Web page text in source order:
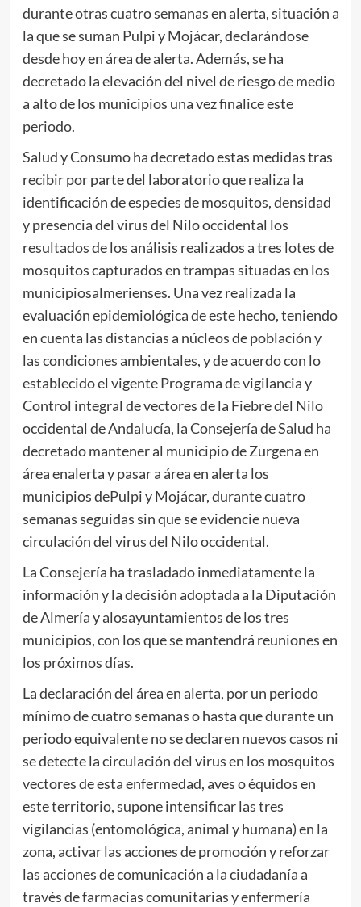
durante otras cuatro semanas en alerta, situación a
la que se suman Pulpi y Mojácar, declarándose
desde hoy en área de alerta. Además, se ha
decretado la elevación del nivel de riesgo de medio
a alto de los municipios una vez finalice este
periodo.
Salud y Consumo ha decretado estas medidas tras
recibir por parte del laboratorio que realiza la
identificación de especies de mosquitos, densidad
y presencia del virus del Nilo occidental los
resultados de los análisis realizados a tres lotes de
mosquitos capturados en trampas situadas en los
municipiosalmerienses. Una vez realizada la
evaluación epidemiológica de este hecho, teniendo
en cuenta las distancias a núcleos de población y
las condiciones ambientales, y de acuerdo con lo
establecido el vigente Programa de vigilancia y
Control integral de vectores de la Fiebre del Nilo
occidental de Andalucía, la Consejería de Salud ha
decretado mantener al municipio de Zurgena en
área enalerta y pasar a área en alerta los
municipios dePulpi y Mojácar, durante cuatro
semanas seguidas sin que se evidencie nueva
circulación del virus del Nilo occidental.
La Consejería ha trasladado inmediatamente la
información y la decisión adoptada a la Diputación
de Almería y alosayuntamientos de los tres
municipios, con los que se mantendrá reuniones en
los próximos días.
La declaración del área en alerta, por un periodo
mínimo de cuatro semanas o hasta que durante un
periodo equivalente no se declaren nuevos casos ni
se detecte la circulación del virus en los mosquitos
vectores de esta enfermedad, aves o équidos en
este territorio, supone intensificar las tres
vigilancias (entomológica, animal y humana) en la
zona, activar las acciones de promoción y reforzar
las acciones de comunicación a la ciudadanía a
través de farmacias comunitarias y enfermería